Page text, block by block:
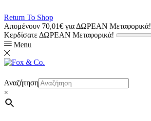
Return To Shop
Απομένουν 70,01€ για ΔΩΡΕΑΝ Μεταφορικά!
Κερδίσατε ΔΩΡΕΑΝ Μεταφορικά!
Menu
Αναζήτηση
×